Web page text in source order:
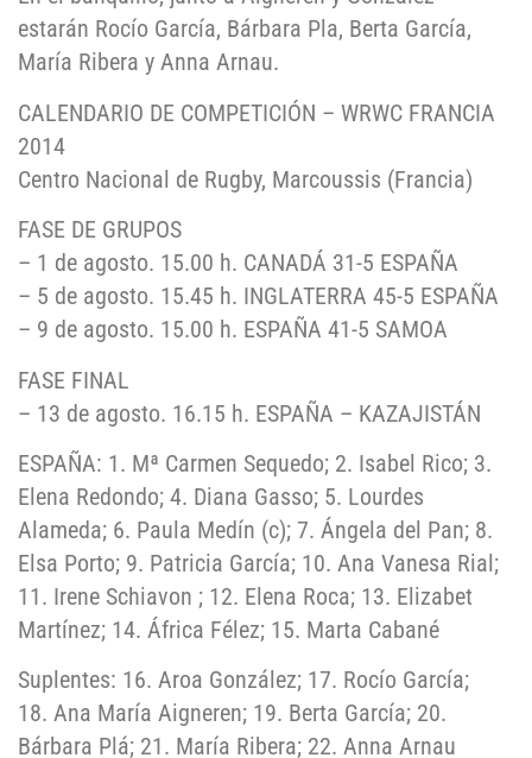
estarán Rocío García, Bárbara Pla, Berta García,
María Ribera y Anna Arnau.
CALENDARIO DE COMPETICIÓN – WRWC FRANCIA
2014
Centro Nacional de Rugby, Marcoussis (Francia)
FASE DE GRUPOS
– 1 de agosto. 15.00 h. CANADÁ 31-5 ESPAÑA
– 5 de agosto. 15.45 h. INGLATERRA 45-5 ESPAÑA
– 9 de agosto. 15.00 h. ESPAÑA 41-5 SAMOA
FASE FINAL
– 13 de agosto. 16.15 h. ESPAÑA – KAZAJISTÁN
ESPAÑA: 1. Mª Carmen Sequedo; 2. Isabel Rico; 3.
Elena Redondo; 4. Diana Gasso; 5. Lourdes
Alameda; 6. Paula Medín (c); 7. Ángela del Pan; 8.
Elsa Porto; 9. Patricia García; 10. Ana Vanesa Rial;
11. Irene Schiavon ; 12. Elena Roca; 13. Elizabet
Martínez; 14. África Félez; 15. Marta Cabané
Suplentes: 16. Aroa González; 17. Rocío García;
18. Ana María Aigneren; 19. Berta García; 20.
Bárbara Plá; 21. María Ribera; 22. Anna Arnau